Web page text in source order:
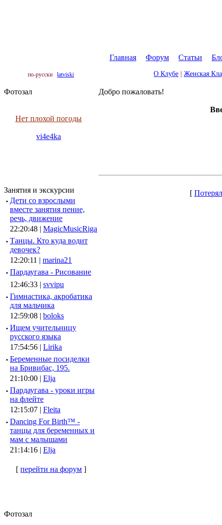
Главная Форум Статьи
по-русски latviski О Клубе Женская
Фотозал
Нет плохой погоды
vi4e4ka
Занятия и экскурсии
· Дети со взрослыми
вместе занятия пение,
речь, движение
22:20:48 | MagicMusicRiga
· Танцы. Кто куда водит
девочек?
12:20:11 | marina21
· Пардаугава - Рисование
12:46:33 | svvipu
· Гимнастика, акробатика
для мальчика
12:59:08 | boloks
· Ищем учительницу
русского языка
17:54:56 | Lirika
· Беременные посиделки
на Бривибас, 195.
21:10:00 | Elja
· Пардаугава - уроки игры
на флейте
12:15:07 | Fleita
· Dancing For Birth™ -
танцы для беременных и
мам с малышами
21:14:16 | Elja
[перейти на форум ]
Фотозал
Добро пожаловать!
[